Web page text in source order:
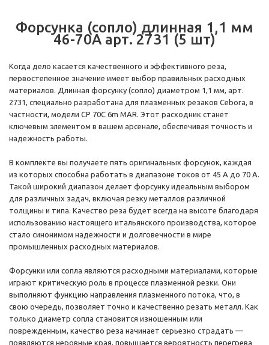
Форсунка (сопло) длинная 1,1 мм
46-70А арт. 2731 (5 шт)
Когда дело касается качественного и эффективного реза,
первостепенное значение имеет выбор правильных расходных
материалов. Длинная форсунку (сопло) диаметром 1,1 мм, арт.
2731, специально разработана для плазменных резаков Cebora, в
частности, модели CP 70C 6m MAR. Этот расходник станет
ключевым элементом в вашем арсенале, обеспечивая точность и
надежность работы.
В комплекте вы получаете пять оригинальных форсунок, каждая
из которых способна работать в диапазоне токов от 45 А до 70 А.
Такой широкий диапазон делает форсунку идеальным выбором
для различных задач, включая резку металлов различной
толщины и типа. Качество реза будет всегда на высоте благодаря
использованию настоящего итальянского производства, которое
стало синонимом надежности и долговечности в мире
промышленных расходных материалов.
Форсунки или сопла являются расходными материалами, которые
играют критическую роль в процессе плазменной резки. Они
выполняют функцию направления плазменного потока, что, в
свою очередь, позволяет точно и качественно резать металл. Как
только диаметр сопла становится изношенным или
поврежденным, качество реза начинает серьезно страдать —
появляются неровные края, повышается вероятность перегрева